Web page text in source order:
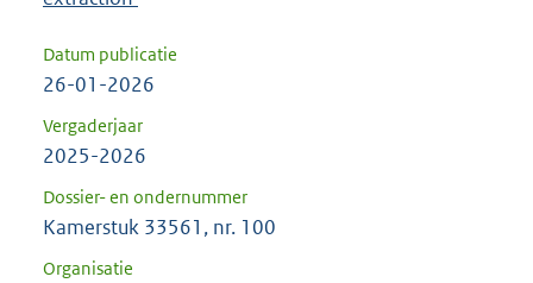
Datum publicatie
26-01-2026
Vergaderjaar
2025-2026
Dossier- en ondernummer
Kamerstuk 33561, nr. 100
Organisatie